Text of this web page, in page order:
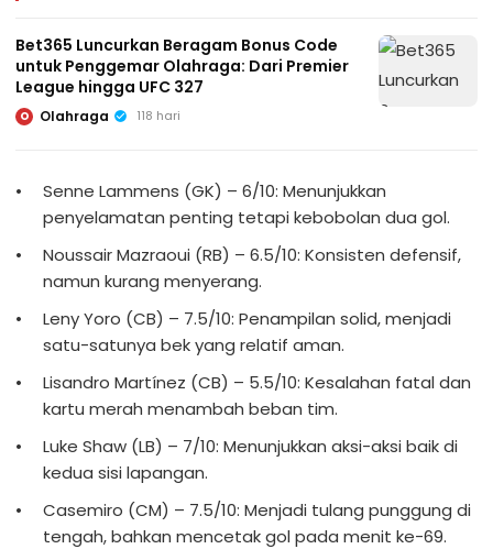
Bet365 Luncurkan Beragam Bonus Code
untuk Penggemar Olahraga: Dari Premier
League hingga UFC 327
O Olahraga 118 hari
Senne Lammens (GK) – 6/10: Menunjukkan
penyelamatan penting tetapi kebobolan dua gol.
Noussair Mazraoui (RB) – 6.5/10: Konsisten defensif,
namun kurang menyerang.
Leny Yoro (CB) – 7.5/10: Penampilan solid, menjadi
satu-satunya bek yang relatif aman.
Lisandro Martínez (CB) – 5.5/10: Kesalahan fatal dan
kartu merah menambah beban tim.
Luke Shaw (LB) – 7/10: Menunjukkan aksi-aksi baik di
kedua sisi lapangan.
Casemiro (CM) – 7.5/10: Menjadi tulang punggung di
tengah, bahkan mencetak gol pada menit ke-69.